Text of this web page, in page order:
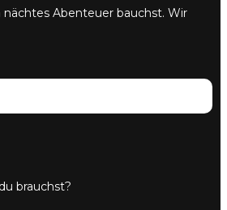
nächtes Abenteuer bauchst. Wir
brauchst?